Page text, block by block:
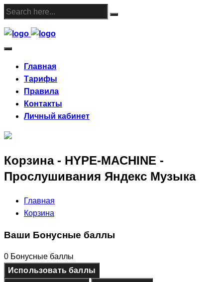
Skip
to
content
Главная
Тарифы
Правила
Контакты
Личный кабинет
Корзина - HYPE-MACHINE -
Прослушивания Яндекс Музыка
Главная
Корзина
Ваши Бонусные баллы
0 Бонусные баллы
Использовать баллы